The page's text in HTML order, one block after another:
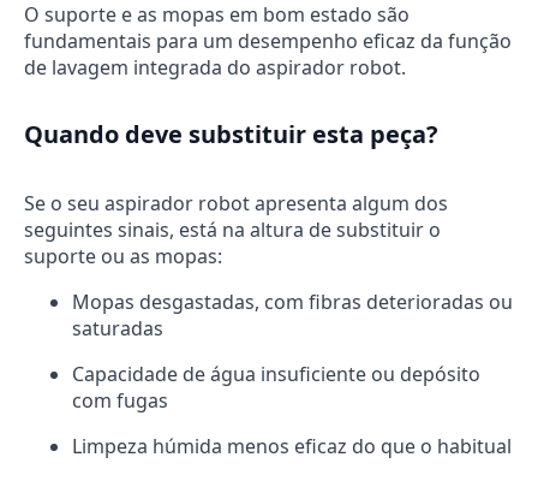
O suporte e as mopas em bom estado são
fundamentais para um desempenho eficaz da função
de lavagem integrada do aspirador robot.
Quando deve substituir esta peça?
Se o seu aspirador robot apresenta algum dos
seguintes sinais, está na altura de substituir o
suporte ou as mopas:
Mopas desgastadas, com fibras deterioradas ou
saturadas
Capacidade de água insuficiente ou depósito
com fugas
Limpeza húmida menos eficaz do que o habitual